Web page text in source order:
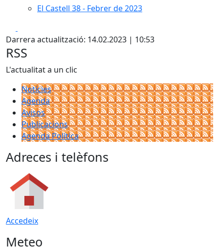
El Castell 38 - Febrer de 2023
Darrera actualització: 14.02.2023 | 10:53
RSS
L'actualitat a un clic
Notícies
Agenda
Avisos
Publicacions
Agenda Política
Adreces i telèfons
Accedeix
Meteo